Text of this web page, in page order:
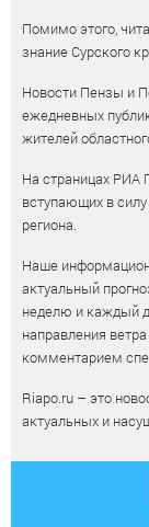
Помимо этого,
знание Сурского
Новости Пензы и
ежедневных
жителей
На страницах РИА
вступающих в
региона.
Наше
актуальный
неделю и каждый
направления
комментарием
Riapo.ru – это
актуальных и